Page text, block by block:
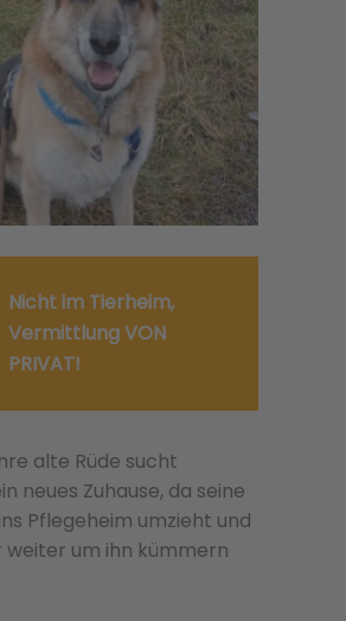
Nicht im Tierheim,
Vermittlung VON
PRIVAT!
alte Rüde sucht
neues Zuhause, da seine
Pflegeheim umzieht und
weiter um ihn kümmern